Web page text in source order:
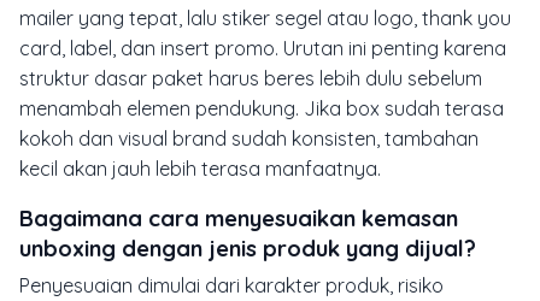
mailer yang tepat, lalu stiker segel atau logo, thank you
card, label, dan insert promo. Urutan ini penting karena
struktur dasar paket harus beres lebih dulu sebelum
menambah elemen pendukung. Jika box sudah terasa
kokoh dan visual brand sudah konsisten, tambahan
kecil akan jauh lebih terasa manfaatnya.
Bagaimana cara menyesuaikan kemasan
unboxing dengan jenis produk yang dijual?
Penyesuaian dimulai dari karakter produk, risiko